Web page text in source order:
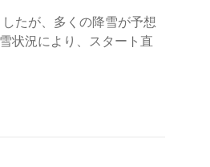
たが、多くの降雪が予想
状況により、スタート直